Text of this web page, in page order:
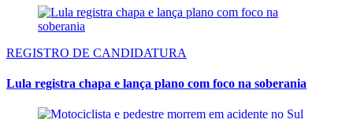
REGISTRO DE CANDIDATURA
Lula registra chapa e lança plano com foco na soberania